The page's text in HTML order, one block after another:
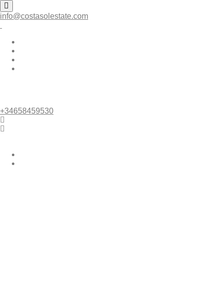
info@costasolestate.com
+34658459530